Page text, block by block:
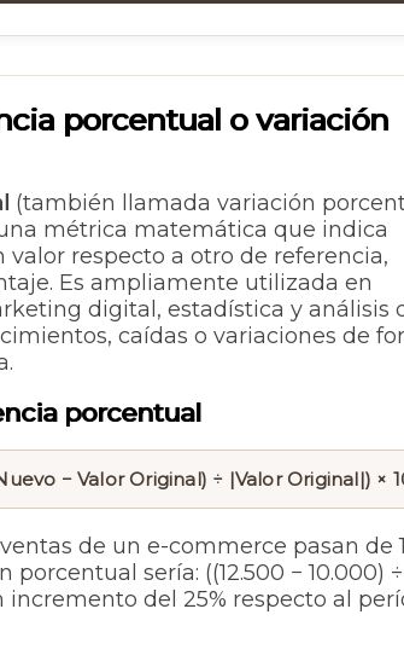
porcentual o variación
(también llamada variación
métrica matemática que indica
respecto a otro de referencia,
Es ampliamente utilizada en
digital, estadística y análisis
caídas o variaciones de
porcentual
− Valor Original) ÷ |Valor Original|) ×
de un e-commerce pasan de
porcentual sería: ((12.500 − 10.000) ÷
incremento del 25% respecto al